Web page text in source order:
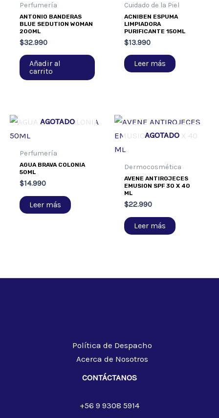
Perfumería
ANTONIO BANDERAS
BLUE SEDUTION WOMAN
200ML
$32.990
Añadir al
carrito
Cuidado de la Piel
ACNIBEN ESPUMA
LIMPIADORA
PURIFICANTE 150ML
$13.990
Leer más
AGOTADO
Perfumería
AGUA BRAVA COLONIA
50ML
$14.990
Leer más
AGOTADO
Dermocosmética
AVENE ANTIROJECES
EMUSION SPF 30 X 40
ML
$22.990
Leer más
Política de Despacho
Acerca de Nosotros
CONTÁCTANOS
+56 9 9308 5914